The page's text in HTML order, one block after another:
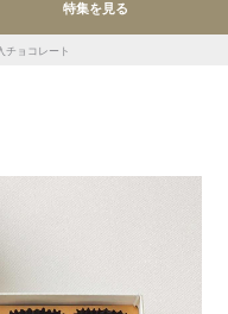
特集を見る
チョコレート